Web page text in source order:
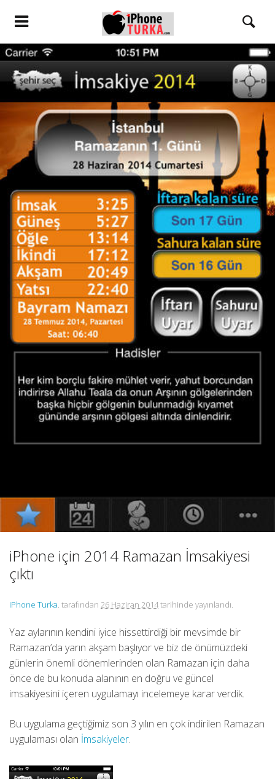
iPhone için 2014 Ramazan İmsakiyesi
çıktı
iPhone Turka. tarafından 26 Haziran 2014tarihinde yayınlandı.
Yaz aylarının kendini iyice hissettirdiği bir mevsimde bir
Ramazan’da yarın akşam başlıyor ve biz de önümüzdeki
günlerin önemli dönemlerinden olan Ramazan için daha
önce de bu konuda alanının en doğru ve güncel
imsakiyesini içeren uygulamayı incelemeye karar verdik.
Bu uygulama geçtiğimiz son 3 yılın en çok indirilen Ramazan
uygulaması olan İmsakiyeler.